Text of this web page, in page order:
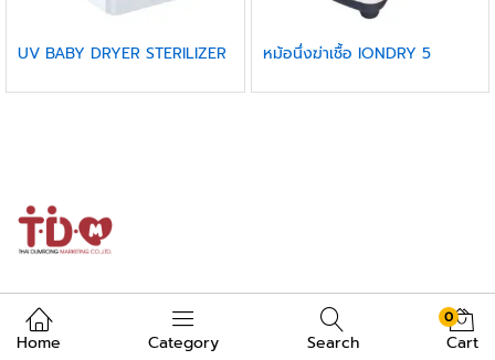
UV BABY DRYER STERILIZER หม้อนึ่งฆ่าเชื้อ IONDRY 5
Home Category Search
0
Cart